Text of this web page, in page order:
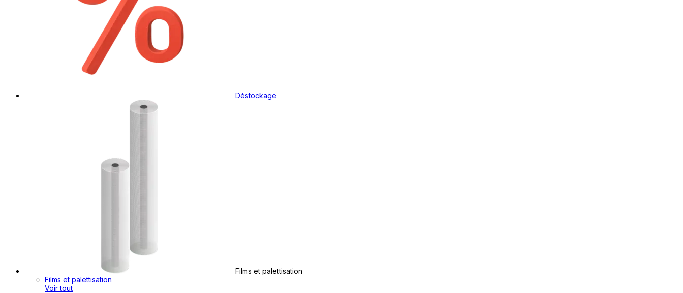
Déstockage
Films et palettisation
Films et palettisation
Voir tout